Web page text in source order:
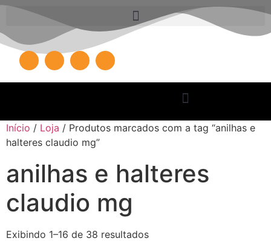
Início / Loja / Produtos marcados com a tag “anilhas e
halteres claudio mg”
anilhas e halteres
claudio mg
Exibindo 1–16 de 38 resultados